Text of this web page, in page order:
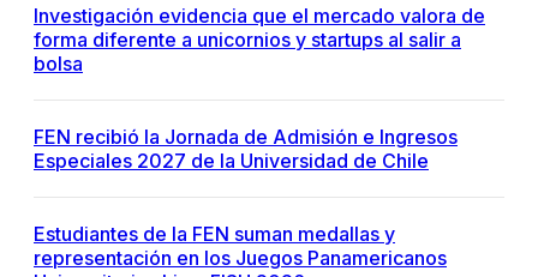
Investigación evidencia que el mercado valora de
forma diferente a unicornios y startups al salir a
bolsa
FEN recibió la Jornada de Admisión e Ingresos
Especiales 2027 de la Universidad de Chile
Estudiantes de la FEN suman medallas y
representación en los Juegos Panamericanos